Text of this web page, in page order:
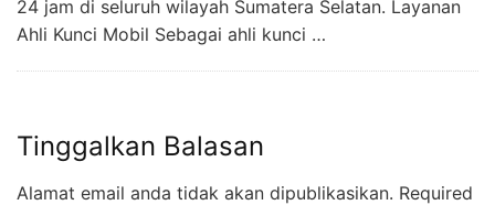
24 jam di seluruh wilayah Sumatera Selatan. Layanan
Ahli Kunci Mobil Sebagai ahli kunci …
Tinggalkan Balasan
Alamat email anda tidak akan dipublikasikan. Required